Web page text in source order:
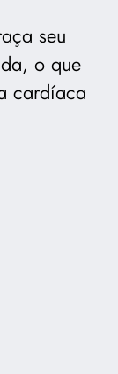
seu
o que
cardíaca